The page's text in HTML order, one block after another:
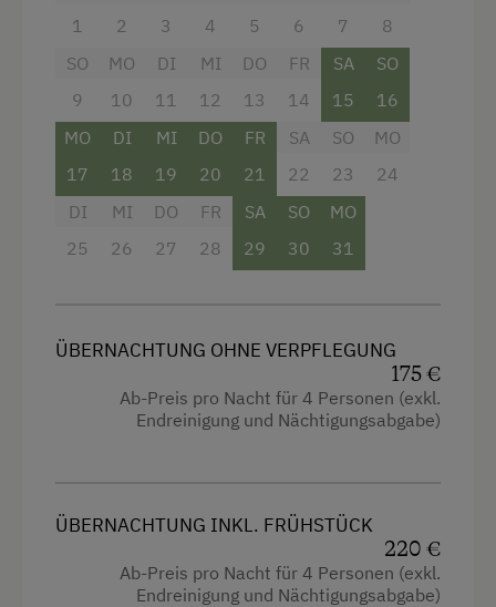
2 Bädermit Dusche/WC/ Föhn
Vorraum mit Garderobe
großer Südost-Balkon
mit Ausblick ins
Lavanttal und auf die Kärntner Berge
Ideal für:
Großfamilien, 2 befreundete Familien oder
Personen
Radio
Dusche
1
2
3
4
5
6
7
8
SO
9
MO
10
DI
11
MI
12
DO
13
FR
14
SA
15
SO
16
MO
17
DI
18
MI
19
DO
20
FR
21
SA
22
SO
23
MO
24
DI
25
MI
26
DO
27
FR
28
SA
29
SO
30
MO
31
ÜBERNACHTUNG OHNE VERPFLEGUNG
175 €
Ab-Preis pro Nacht für 4 Personen (exkl.
Endreinigung und Nächtigungsabgabe)
ÜBERNACHTUNG INKL. FRÜHSTÜCK
220 €
Ab-Preis pro Nacht für 4 Personen (exkl.
Endreinigung und Nächtigungsabgabe)